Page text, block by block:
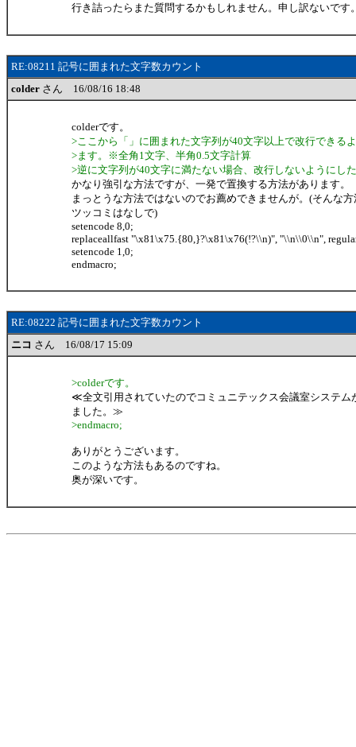
行き詰ったらまた質問するかもしれません。申し訳ないです。
RE:08211 記号に囲まれた文字数カウント
colder さん 16/08/16 18:48
colderです。
>ここから「」に囲まれた文字列が40文字以上で改行できる
>ます。※全角1文字、半角0.5文字計算
>逆に文字列が40文字に満たない場合、改行しないようにした
かなり強引な方法ですが、一発で置換する方法があります。
まっとうな方法ではないのでお薦めできませんが。(そんな
ツッコミはなしで)
setencode 8,0;
replaceallfast "\x81\x75.{80,}?\x81\x76(!?\\n)", "\\n\\0\\n",
setencode 1,0;
endmacro;
RE:08222 記号に囲まれた文字数カウント
ニコ さん 16/08/17 15:09
>colderです。
≪全文引用されていたのでコミュニテックス会議室システム
ました。≫
>endmacro;
ありがとうございます。
このような方法もあるのですね。
奥が深いです。